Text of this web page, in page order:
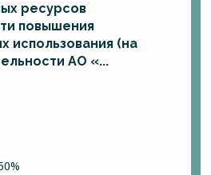
ресурсов
повышения
использования (на
АО «...